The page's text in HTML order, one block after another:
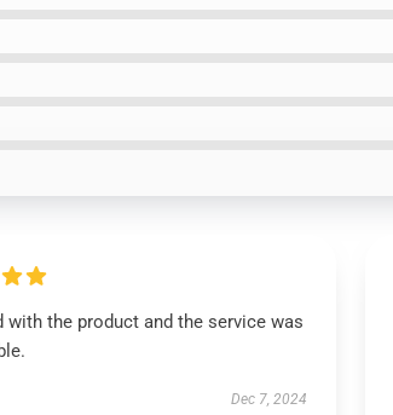
with the product and the service was
Dec 7, 2024